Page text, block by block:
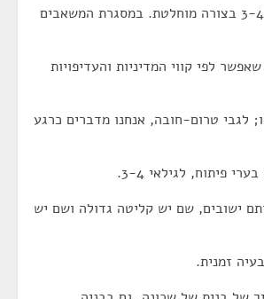
מתן עדיפות לגילאי 3-4 בצורה מוחלטת. במסגרת המשאבים
לפי קווי המדיניות והעדיפויות
לגבי טרום-חובה, אנחנו מדברים כרגע
פיתוח, לגילאי 3-4.
ישובים, שם יש קליטה גדולה ושם יש
זמנית.